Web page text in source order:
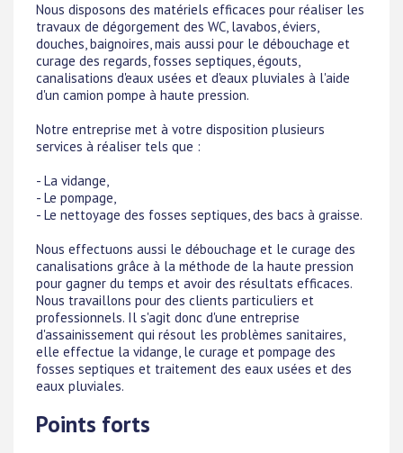
Nous disposons des matériels efficaces pour réaliser les
travaux de dégorgement des WC, lavabos, éviers,
douches, baignoires, mais aussi pour le débouchage et
curage des regards, fosses septiques, égouts,
canalisations d'eaux usées et d'eaux pluviales à l'aide
d'un camion pompe à haute pression.
Notre entreprise met à votre disposition plusieurs
services à réaliser tels que :
- La vidange,
- Le pompage,
- Le nettoyage des fosses septiques, des bacs à graisse.
Nous effectuons aussi le débouchage et le curage des
canalisations grâce à la méthode de la haute pression
pour gagner du temps et avoir des résultats efficaces.
Nous travaillons pour des clients particuliers et
professionnels. Il s'agit donc d'une entreprise
d'assainissement qui résout les problèmes sanitaires,
elle effectue la vidange, le curage et pompage des
fosses septiques et traitement des eaux usées et des
eaux pluviales.
Points forts